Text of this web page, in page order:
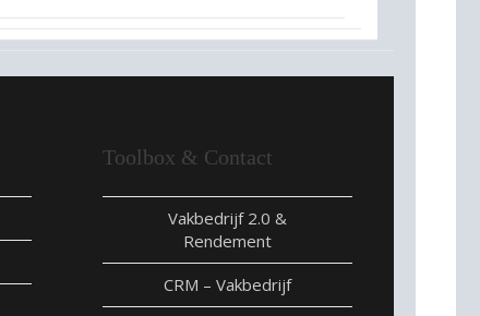
Toolbox & Contact
Vakbedrijf 2.0 &
Rendement
CRM – Vakbedrijf